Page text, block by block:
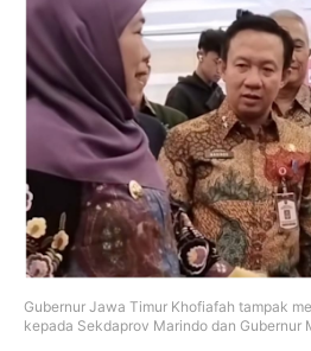
Gubernur Jawa Timur Khofiafah tampak
kepada Sekdaprov Marindo dan Gubernur